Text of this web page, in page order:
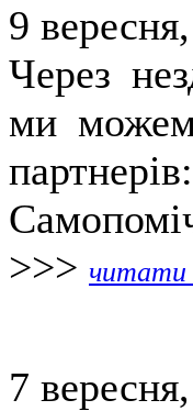
9
Через
ми
>>> читати
7